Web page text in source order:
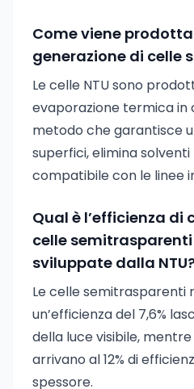
Come viene
generazione di celle
Le celle NTU sono
evaporazione termica in
metodo che garantisce
superfici, elimina
compatibile con le linee
Qual è l’efficienza di
celle
sviluppate dalla
Le celle semitrasparenti
un’efficienza del 7,6%
della luce visibile,
arrivano al 12% di
spessore.